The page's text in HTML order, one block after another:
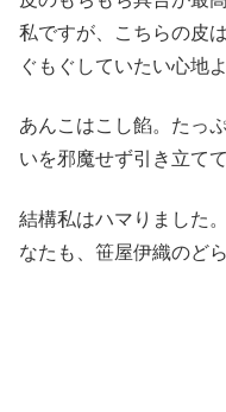
私ですが、こちらの皮
ぐもぐしていたい心地
あんこはこし餡。たっ
いを邪魔せず引き立てて
結構私はハマりました
なたも、笹屋伊織のど